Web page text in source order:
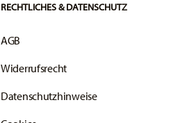
RECHTLICHES & DATENSCHUTZ
AGB
Widerrufsrecht
Datenschutzhinweise